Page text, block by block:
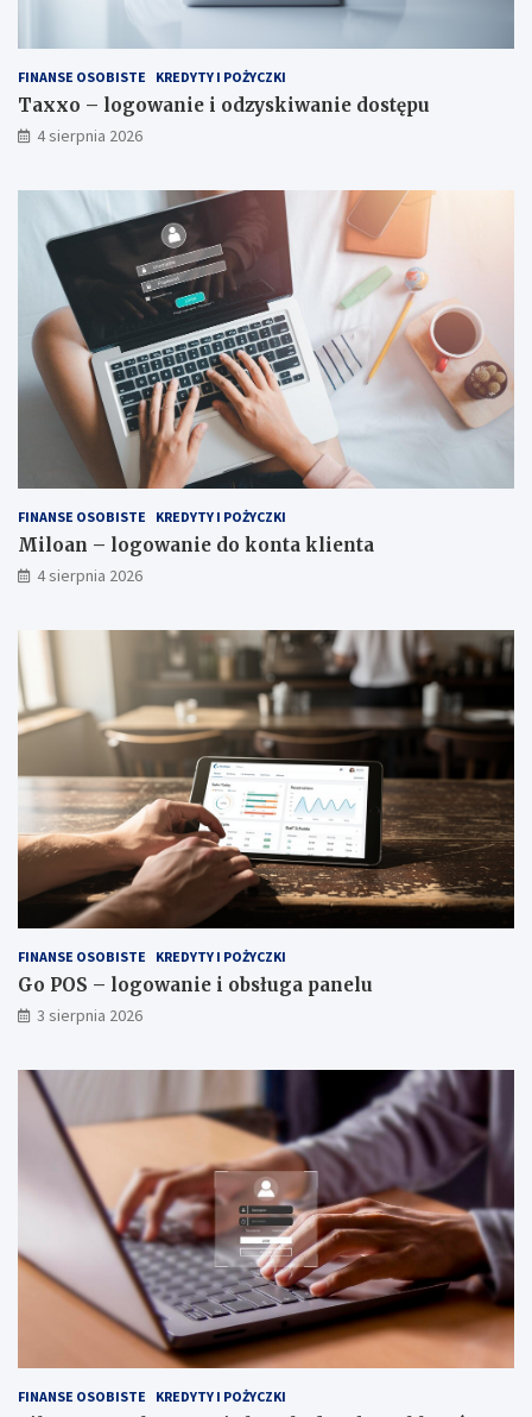
FINANSE OSOBISTE KREDYTY I POŻYCZKI
Taxxo – logowanie i odzyskiwanie dostępu
4 sierpnia 2026
FINANSE OSOBISTE KREDYTY I POŻYCZKI
Miloan – logowanie do konta klienta
4 sierpnia 2026
FINANSE OSOBISTE KREDYTY I POŻYCZKI
Go POS – logowanie i obsługa panelu
3 sierpnia 2026
FINANSE OSOBISTE KREDYTY I POŻYCZKI